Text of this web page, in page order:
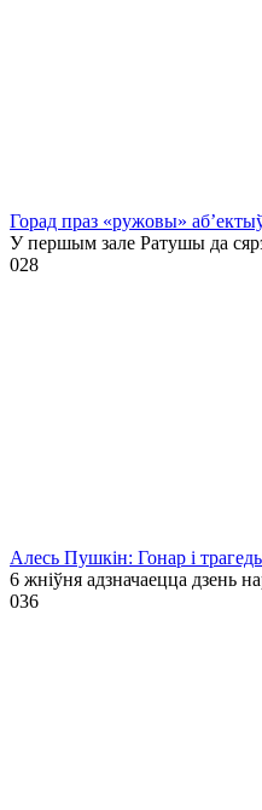
Горад праз «ружовы»
У першым зале Ратушы да
028
Алесь Пушкін: Гонар і
6 жніўня адзначаецца дзень
036